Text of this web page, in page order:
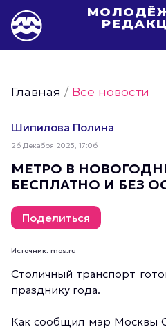
Фото Молодёжи Москвы
Фотогалереи Молодёжи Москвы
Статьи Молодёжи Москвы
Молодёжь Москвы культурная
Молодёжь Москвы спортивная
Молодёжь Москвы в движении
Молодёжь Москвы
Молодёжь Москвы
Главная /Все новости
Шипилова Полина
26 Декабря 2025, 17:06
МЕТРО В
БЕСПЛАТНО И БЕЗ
Поделиться
Источник: mos.ru
Столичный транспорт
празднику года.
Как сообщил мэр Москвы